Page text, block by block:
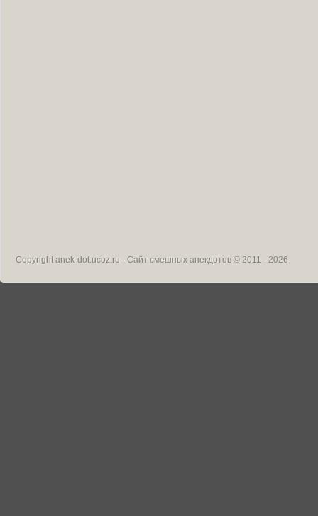
Copyrightanek-dot.ucoz.ru - Сайт смешных анекдотов © 2011 - 2026